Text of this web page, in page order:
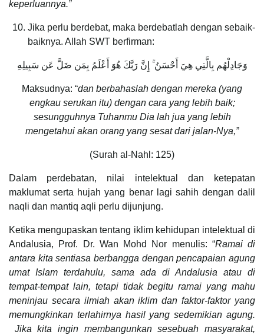
keperluannya.”
Jika perlu berdebat, maka berdebatlah dengan sebaik-
baiknya. Allah SWT berfirman:
وَجَادِلْهُم بِالَّتِي هِيَ أَحْسَنُ ۚ إِنَّ رَبَّكَ هُوَ أَعْلَمُ بِمَن ضَلَّ عَن سَبِيلِهِ
Maksudnya: “dan berbahaslah dengan mereka (yang
engkau serukan itu) dengan cara yang lebih baik;
sesungguhnya Tuhanmu Dia lah jua yang lebih
mengetahui akan orang yang sesat dari jalan-Nya,”
(Surah al-Nahl: 125)
Dalam perdebatan, nilai intelektual dan ketepatan
maklumat serta hujah yang benar lagi sahih dengan dalil
naqli dan mantiq aqli perlu dijunjung.
Ketika mengupaskan tentang iklim kehidupan intelektual di
Andalusia, Prof. Dr. Wan Mohd Nor menulis: “Ramai di
antara kita sentiasa berbangga dengan pencapaian agung
umat Islam terdahulu, sama ada di Andalusia atau di
tempat-tempat lain, tetapi tidak begitu ramai yang mahu
meninjau secara ilmiah akan iklim dan faktor-faktor yang
memungkinkan terlahirnya hasil yang sedemikian agung.
Jika kita ingin membangunkan sesebuah masyarakat,